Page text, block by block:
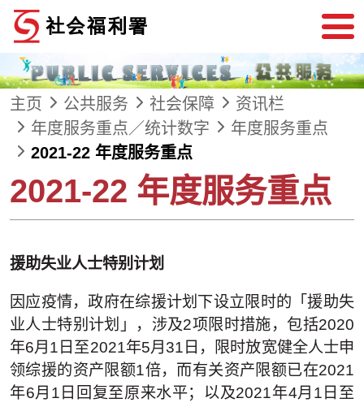
跳到内容
主页 公共服务 社会保障
资讯栏
年度服务重点／统计数字
年度服务重点
2021-22 年度服务重点
2021-22 年度服务重点
援助失业人士特别计划
因应疫情，政府在综援计划下设立限时的「援助失
业人士特别计划」，涉及2项限时措施，包括2020
年6月1日至2021年5月31日，限时放宽健全人士申
领综援的资产限额1倍，而有关资产限额已在2021
年6月1日回复至原来水平；以及2021年4月1日至